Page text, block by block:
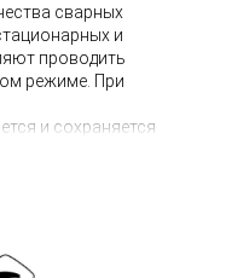
сварных
и
проводить
режиме. При
и сохраняется
в качестве